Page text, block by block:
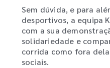
Sem dúvida, e para
desportivos, a equipa
com a sua
solidariedade e
corrida como fora
sociais.